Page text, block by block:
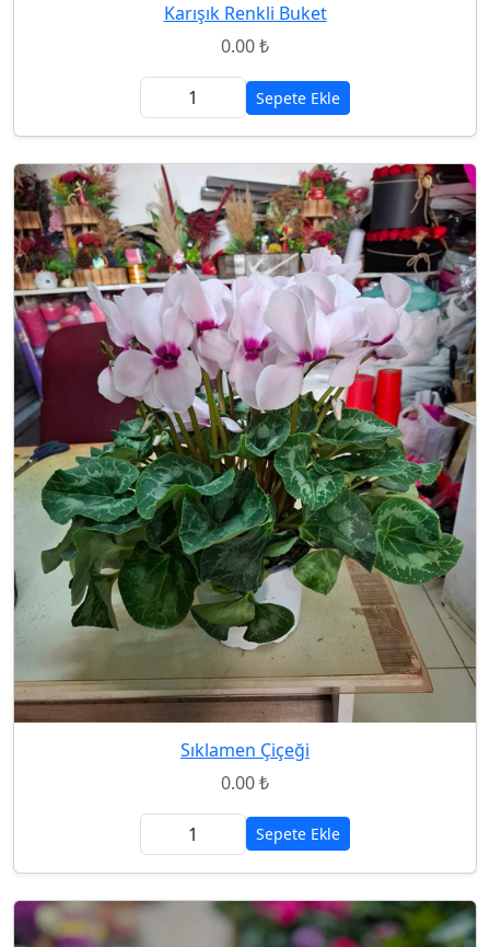
Karışık Renkli Buket
0.00 ₺
Sepete Ekle
Sıklamen Çiçeği
0.00 ₺
Sepete Ekle